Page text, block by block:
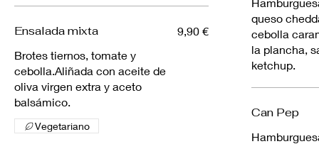
Ensalada mixta
Brotes tiernos, tomate y
cebolla.Aliñada con aceite de
oliva virgen extra y aceto
balsámico.
9,90 €
Vegetariano
queso
cebolla
la plancha,
ketchup.
Can Pep